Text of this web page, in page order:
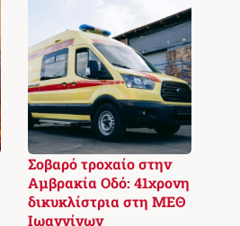
Σοβαρό τροχαίο στην
Αμβρακία Οδό: 41χρονη
δικυκλίστρια στη ΜΕΘ
Ιωαννίνων